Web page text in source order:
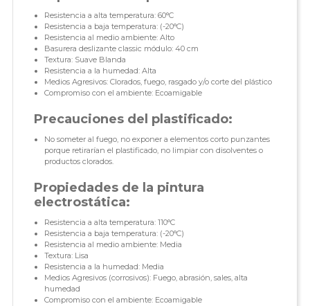
Resistencia a alta temperatura: 60°C
Resistencia a baja temperatura: (-20°C)
Resistencia al medio ambiente: Alto
Basurera deslizante classic módulo: 40 cm
Textura: Suave Blanda
Resistencia a la humedad: Alta
Medios Agresivos: Clorados, fuego, rasgado y/o corte del plástico
Compromiso con el ambiente: Ecoamigable
Precauciones del plastificado:
No someter al fuego, no exponer a elementos corto punzantes
porque retirarían el plastificado, no limpiar con disolventes o
productos clorados.
Propiedades de la pintura
electrostática:
Resistencia a alta temperatura: 110°C
Resistencia a baja temperatura: (-20°C)
Resistencia al medio ambiente: Media
Textura: Lisa
Resistencia a la humedad: Media
Medios Agresivos (corrosivos): Fuego, abrasión, sales, alta
humedad
Compromiso con el ambiente: Ecoamigable